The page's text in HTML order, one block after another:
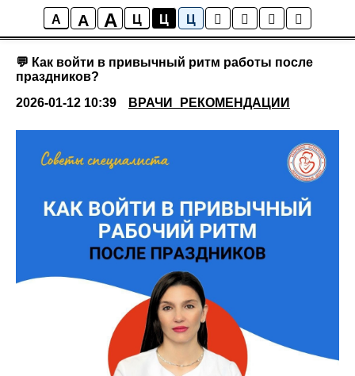
A A A Ц Ц Ц
Новости
💬 Как войти в привычный ритм работы после
праздников?
2026-01-12 10:39
ВРАЧИ_РЕКОМЕНДАЦИИ